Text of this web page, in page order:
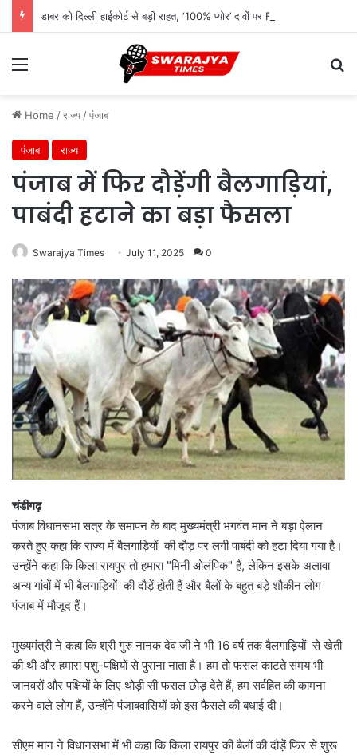
Menu
Home /राज्य /पंजाब
पंजाब राज्य
पंजाब में फिर दौड़ेंगी बैलगाड़ियां,
पाबंदी हटाने का बड़ा फैसला
Swarajya Times July 11, 2025 0
चंडीगढ़
पंजाब विधानसभा सत्र के समापन के बाद मुख्यमंत्री भगवंत मान ने बड़ा ऐलान
करते हुए कहा कि राज्य में बैलगाड़ियों की दौड़ पर लगी पाबंदी को हटा दिया गया है।
उन्होंने कहा कि किला रायपुर तो हमारा "मिनी ओलंपिक" है, लेकिन इसके अलावा
अन्य गांवों में भी बैलगाड़ियों की दौड़ें होती हैं और बैलों के बहुत बड़े शौकीन लोग
पंजाब में मौजूद हैं।
मुख्यमंत्री ने कहा कि श्री गुरु नानक देव जी ने भी 16 वर्ष तक बैलगाड़ियों से खेती
की थी और हमारा पशु-पक्षियों से पुराना नाता है। हम तो फसल काटते समय भी
जानवरों और पक्षियों के लिए थोड़ी सी फसल छोड़ देते हैं, हम सर्वहित की कामना
करने वाले लोग हैं, उन्होंने पंजाबवासियों को इस फैसले की बधाई दी।
सीएम मान ने विधानसभा में भी कहा कि किला रायपुर की बैलों की दौड़ें फिर से शुरू